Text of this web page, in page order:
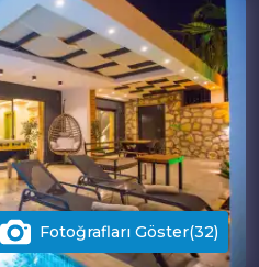
Fotoğrafları Göster(32)